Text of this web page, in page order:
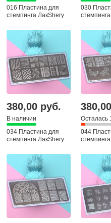
016 Пластина для
стемпинга ЛакShery
030
380,00 руб.
В наличии
034 Пластина для
стемпинга ЛакShery
Осталась
044